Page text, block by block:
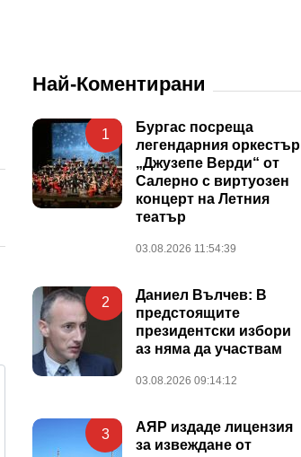
Най-Коментирани
1
Бургас посреща
легендарния оркестър
„Джузепе Верди“ от
Салерно с виртуозен
концерт на Летния
театър
03.08.2026 11:54:39
2
Даниел Вълчев: В
предстоящите
президентски избори
аз няма да участвам
03.08.2026 09:14:12
3
АЯР издаде лицензия
за извеждане от